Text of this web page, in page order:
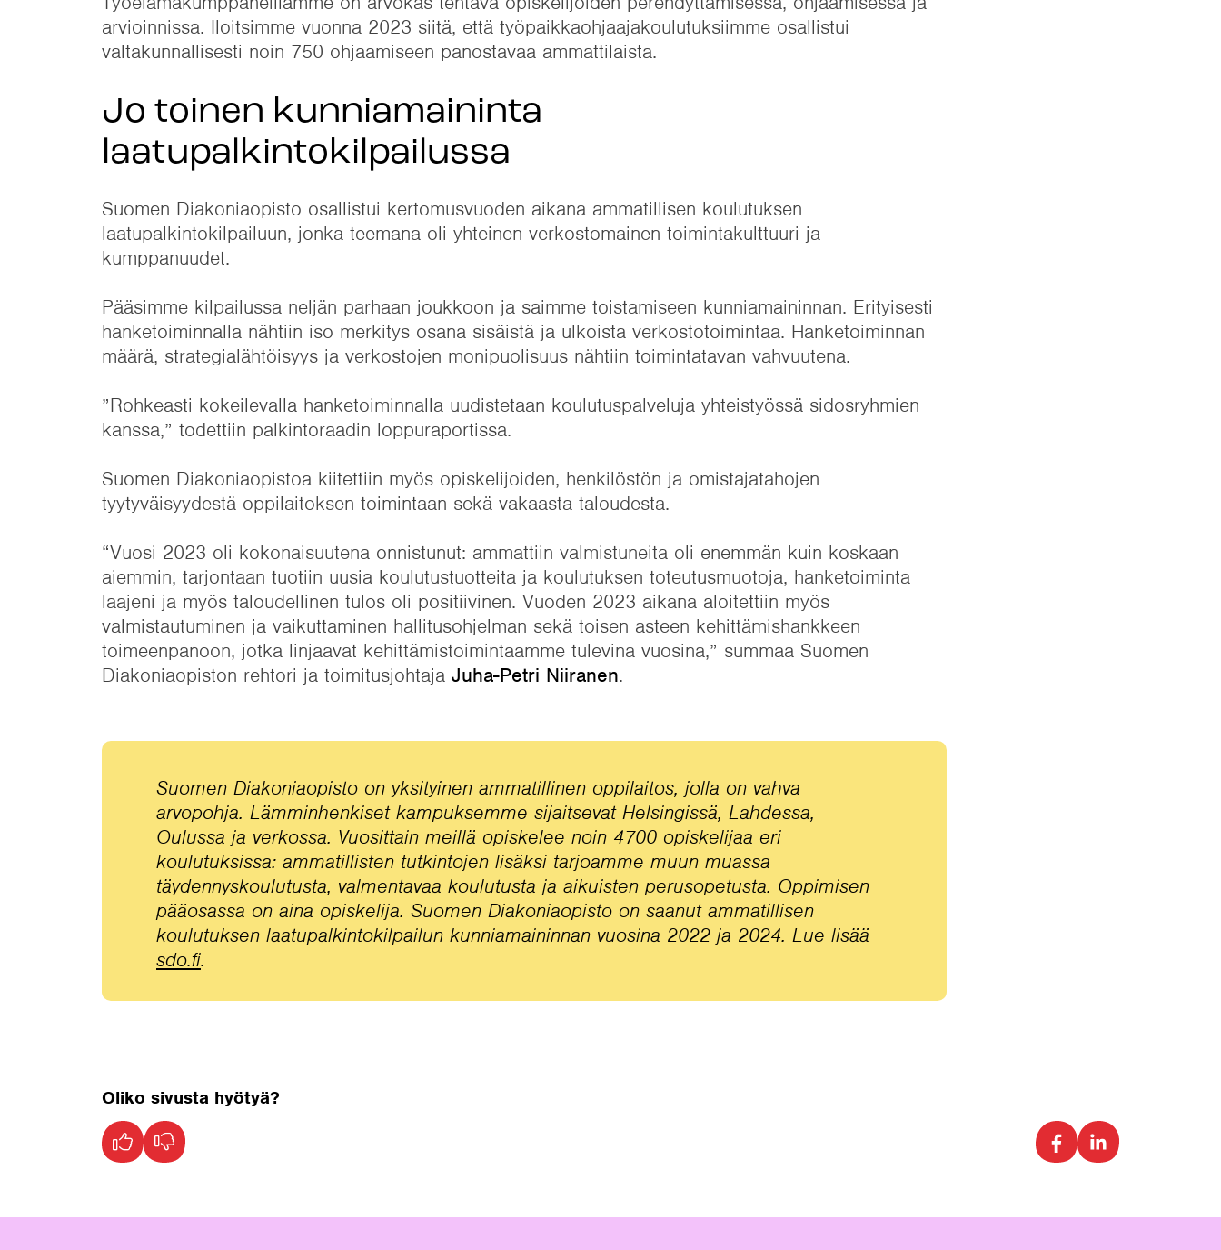
arvioinnissa. Iloitsimme vuonna 2023 siitä, että työpaikkaohjaajakoulutuksiimme osallistui
valtakunnallisesti noin 750 ohjaamiseen panostavaa ammattilaista.
Jo toinen kunniamaininta
laatupalkintokilpailussa
Suomen Diakoniaopisto osallistui kertomusvuoden aikana ammatillisen koulutuksen
laatupalkintokilpailuun, jonka teemana oli yhteinen verkostomainen toimintakulttuuri ja
kumppanuudet.
Pääsimme kilpailussa neljän parhaan joukkoon ja saimme toistamiseen kunniamaininnan. Erityisesti
hanketoiminnalla nähtiin iso merkitys osana sisäistä ja ulkoista verkostotoimintaa. Hanketoiminnan
määrä, strategialähtöisyys ja verkostojen monipuolisuus nähtiin toimintatavan vahvuutena.
”Rohkeasti kokeilevalla hanketoiminnalla uudistetaan koulutuspalveluja yhteistyössä sidosryhmien
kanssa,” todettiin palkintoraadin loppuraportissa.
Suomen Diakoniaopistoa kiitettiin myös opiskelijoiden, henkilöstön ja omistajatahojen
tyytyväisyydestä oppilaitoksen toimintaan sekä vakaasta taloudesta.
“Vuosi 2023 oli kokonaisuutena onnistunut: ammattiin valmistuneita oli enemmän kuin koskaan
aiemmin, tarjontaan tuotiin uusia koulutustuotteita ja koulutuksen toteutusmuotoja, hanketoiminta
laajeni ja myös taloudellinen tulos oli positiivinen. Vuoden 2023 aikana aloitettiin myös
valmistautuminen ja vaikuttaminen hallitusohjelman sekä toisen asteen kehittämishankkeen
toimeenpanoon, jotka linjaavat kehittämistoimintaamme tulevina vuosina,” summaa Suomen
Diakoniaopiston rehtori ja toimitusjohtaja Juha-Petri Niiranen.
Suomen Diakoniaopisto on yksityinen ammatillinen oppilaitos, jolla on vahva
arvopohja. Lämminhenkiset kampuksemme sijaitsevat Helsingissä, Lahdessa,
Oulussa ja verkossa. Vuosittain meillä opiskelee noin 4700 opiskelijaa eri
koulutuksissa: ammatillisten tutkintojen lisäksi tarjoamme muun muassa
täydennyskoulutusta, valmentavaa koulutusta ja aikuisten perusopetusta. Oppimisen
pääosassa on aina opiskelija. Suomen Diakoniaopisto on saanut ammatillisen
koulutuksen laatupalkintokilpailun kunniamaininnan vuosina 2022 ja 2024. Lue lisää
sdo.fi.
Oliko sivusta hyötyä?